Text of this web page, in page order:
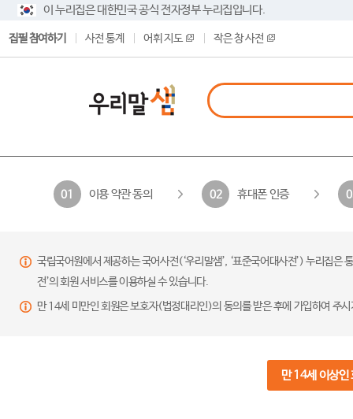
이 누리집은 대한민국 공식 전자정부 누리집입니다.
집필 참여하기 사전 통계 어휘 지도 작은 창 사전
01 이용 약관 동의 02 휴대폰 인증
국립국어원에서 제공하는 국어사전(‘우리말샘’, ‘표준국어대사전’) 누리집
전’의 회원 서비스를 이용하실 수 있습니다.
만 14세 미만인 회원은 보호자(법정대리인)의 동의를 받은 후에 가입하여 주
만 14세 이상인